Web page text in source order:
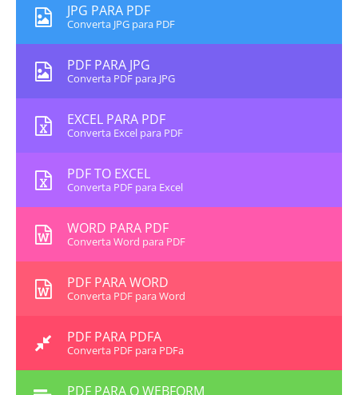
JPG PARA PDF
Converta JPG para PDF
PDF PARA JPG
Converta PDF para JPG
EXCEL PARA PDF
Converta Excel para PDF
PDF TO EXCEL
Converta PDF para Excel
WORD PARA PDF
Converta Word para PDF
PDF PARA WORD
Converta PDF para Word
PDF PARA PDFA
Converta PDF para PDFa
PDF PARA O WEBFORM